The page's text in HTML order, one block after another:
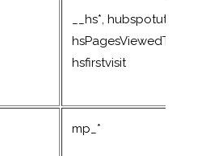
__hs*, hubspotutk,
hsfirstvisit
mp_*